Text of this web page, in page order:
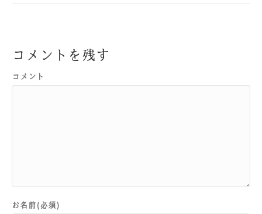
コメントを残す
コメント
お名前(必須)